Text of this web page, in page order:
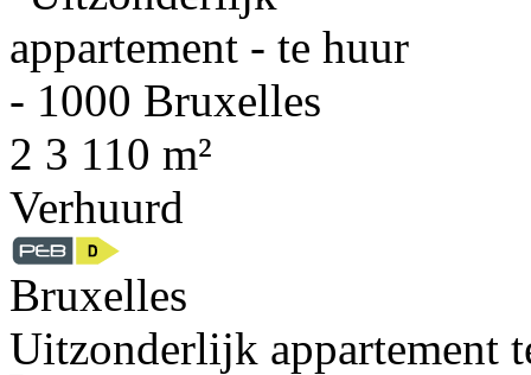
2 3 110 m²
Verhuurd
Bruxelles
Uitzonderlijk appartement